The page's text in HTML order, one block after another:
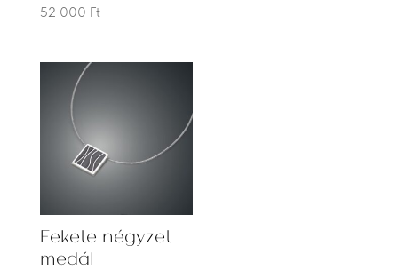
52 000 Ft
Fekete négyzet
medál